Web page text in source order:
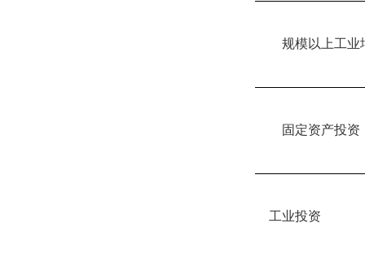
规模以上工业
固定资产投资
工业投资